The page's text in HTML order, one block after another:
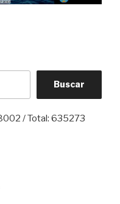
Buscar
/ Total: 635273